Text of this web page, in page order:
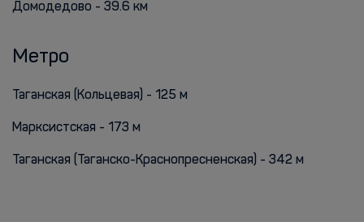
Домодедово - 39.6 км
Метро
Таганская (Кольцевая) - 125 м
Марксистская - 173 м
Таганская (Таганско-Краснопресненская) - 342 м